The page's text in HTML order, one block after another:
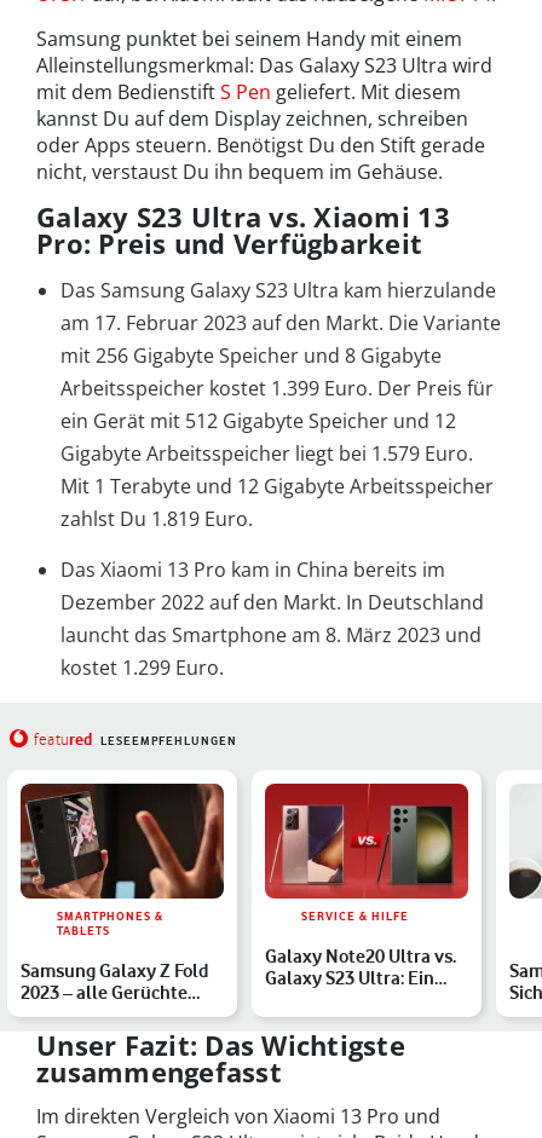
Samsung punktet bei seinem Handy mit einem
Alleinstellungsmerkmal: Das Galaxy S23 Ultra wird
mit dem BedienstiftS Pen geliefert. Mit diesem
kannst Du auf dem Display zeichnen, schreiben
oder Apps steuern. Benötigst Du den Stift gerade
nicht, verstaust Du ihn bequem im Gehäuse.
Galaxy S23 Ultra vs. Xiaomi 13
Pro: Preis und Verfügbarkeit
Das Samsung Galaxy S23 Ultra kam hierzulande
am 17. Februar 2023 auf den Markt. Die Variante
mit 256 Gigabyte Speicher und 8 Gigabyte
Arbeitsspeicher kostet 1.399 Euro. Der Preis für
ein Gerät mit 512 Gigabyte Speicher und 12
Gigabyte Arbeitsspeicher liegt bei 1.579 Euro.
Mit 1 Terabyte und 12 Gigabyte Arbeitsspeicher
zahlst Du 1.819 Euro.
Das Xiaomi 13 Pro kam in China bereits im
Dezember 2022 auf den Markt. In Deutschland
launcht das Smartphone am 8. März 2023 und
kostet 1.299 Euro.
featured LESEEMPFEHLUNGEN
SMARTPHONES &
TABLETS
Samsung Galaxy Z Fold
2023 – alle Gerüchte
zum neuen Falt-
Smartph…
SERVICE & HILFE
Galaxy Note20 Ultra vs.
Galaxy S23 Ultra: Ein
Juli
Unser Fazit: Das Wichtigste
zusammengefasst
Im direkten Vergleich von Xiaomi 13 Pro und